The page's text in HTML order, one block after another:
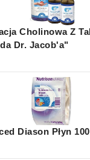
Cholinowa Z
Dr. Jacob'a"
Diason Płyn